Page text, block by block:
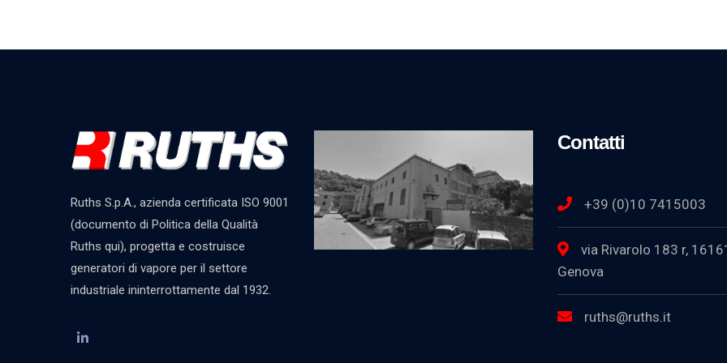
Ruths S.p.A., azienda certificata ISO 9001
(documento di Politica della Qualità
Ruths qui), progetta e costruisce
generatori di vapore per il settore
industriale ininterrottamente dal 1932.
Contatti
+39 (0)10 7415003
via Rivarolo 183 r,
Genova
ruths@ruths.it